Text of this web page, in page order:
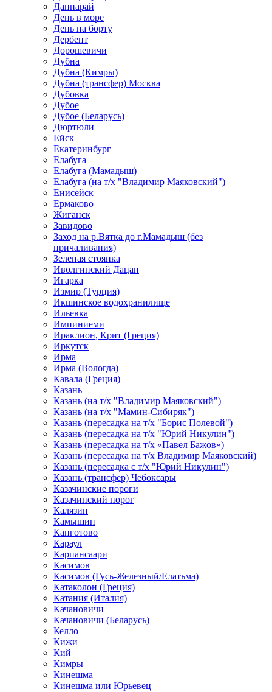
Даппарай
День в море
День на борту
Дербент
Дорошевичи
Дубна
Дубна (Кимры)
Дубна (трансфер) Москва
Дубовка
Дубое
Дубое (Беларусь)
Дюртюли
Ейск
Екатеринбург
Елабуга
Елабуга (Мамадыш)
Елабуга (на т/х "Владимир Маяковский")
Енисейск
Ермаково
Жиганск
Завидово
Заход на р.Вятка до г.Мамадыш (без
причаливания)
Зеленая стоянка
Иволгинский Дацан
Игарка
Измир (Турция)
Икшинское водохранилище
Ильевка
Импиниеми
Ираклион, Крит (Греция)
Иркутск
Ирма
Ирма (Вологда)
Кавала (Греция)
Казань
Казань (на т/х "Владимир Маяковский")
Казань (на т/х "Мамин-Сибиряк")
Казань (пересадка на т/х "Борис Полевой")
Казань (пересадка на т/х "Юрий Никулин")
Казань (пересадка на т/х «Павел Бажов»)
Казань (пересадка на т/х Владимир Маяковский)
Казань (пересадка с т/х "Юрий Никулин")
Казань (трансфер) Чебоксары
Казачинские пороги
Казачинский порог
Калязин
Камышин
Канготово
Караул
Карпансаари
Касимов
Касимов (Гусь-Железный/Елатьма)
Катаколон (Греция)
Катания (Италия)
Качановичи
Качановичи (Беларусь)
Келло
Кижи
Кий
Кимры
Кинешма
Кинешма или Юрьевец